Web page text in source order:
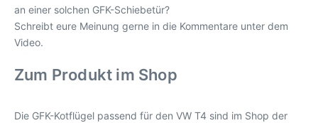
an einer solchen GFK-Schiebetür?
Schreibt eure Meinung gerne in die Kommentare unter dem
Video.
Zum Produkt im Shop
Die GFK-Kotflügel passend für den VW T4 sind im Shop der